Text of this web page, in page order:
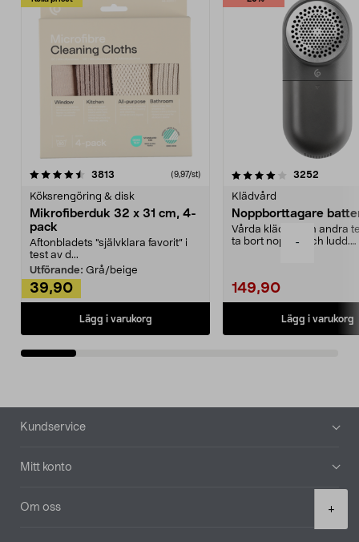
-
+
3813 (9,97/st)
Köksrengöring & disk
Mikrofiberduk 32 x 31 cm, 4-
pack
Aftonbladets "självklara favorit” i
test av d...
Utförande: Grå/beige
39,90
Lägg i varukorg
4.0av 5 stjärnor 3252
Klädvård
Noppborttagare
Vårda kläder och andra
ta bort noppor och ludd.
149,90
Lägg i varukorg
4.5av 5 stjärnor
Sidfot
Kundservice
Mitt konto
Om oss